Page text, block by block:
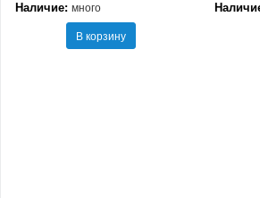
Наличие: много
В корзину